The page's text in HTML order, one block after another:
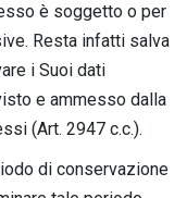
è soggetto o per
Resta infatti salva
i Suoi dati
e ammesso dalla
(Art. 2947 c.c.).
di conservazione